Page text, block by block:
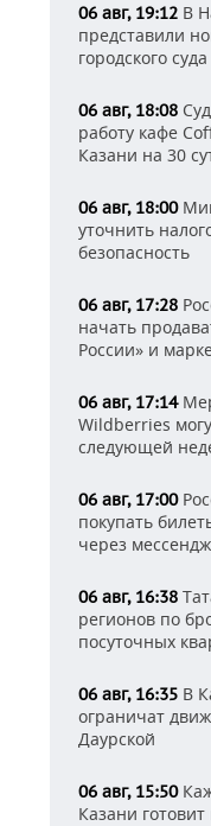
06 авг, 19:12 В
представили
городского суда
06 авг, 18:08
работу кафе
Казани на 30
06 авг, 18:00
уточнить
безопасность
06 авг, 17:28
начать
России» и
06 авг, 17:14
Wildberries
следующей
06 авг, 17:00
покупать
через
06 авг, 16:38
регионов по
посуточных
06 авг, 16:35 В
ограничат
Даурской
06 авг, 15:50
Казани